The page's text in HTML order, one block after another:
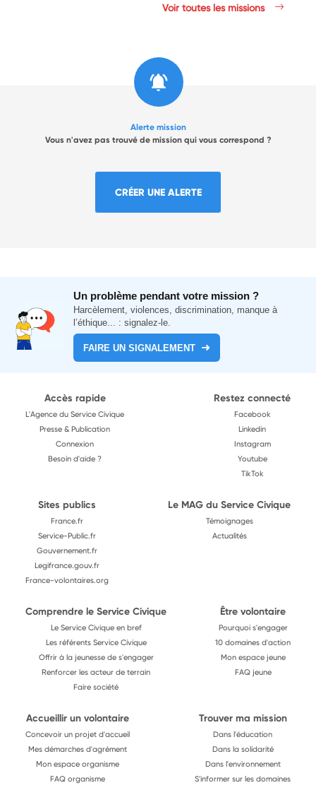
Voir toutes les missions
Alerte mission
Vous n'avez pas trouvé de mission qui vous correspond ?
CRÉER UNE ALERTE
Un problème pendant votre mission ?
Harcèlement, violences, discrimination, manque à
l’éthique... : signalez-le.
FAIRE UN SIGNALEMENT
Accès rapide
L'Agence du Service Civique
Presse & Publication
Connexion
Besoin d'aide ?
Restez connecté
Facebook
Linkedin
Instagram
Youtube
TikTok
Sites publics
France.fr
Service-Public.fr
Gouvernement.fr
Legifrance.gouv.fr
France-volontaires.org
Le MAG du Service Civique
Témoignages
Actualités
Comprendre le Service Civique
Le Service Civique en bref
Les référents Service Civique
Offrir à la jeunesse de s'engager
Renforcer les acteur de terrain
Faire société
Être volontaire
Pourquoi s'engager
10 domaines d'action
Mon espace jeune
FAQ jeune
Accueillir un volontaire
Concevoir un projet d'accueil
Mes démarches d'agrément
Mon espace organisme
FAQ organisme
Trouver ma mission
Dans l'éducation
Dans la solidarité
Dans l'environnement
S'informer sur les domaines